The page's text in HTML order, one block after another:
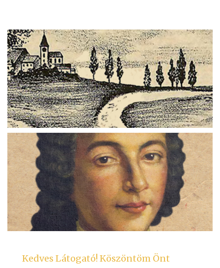
Kedves Látogató! Köszöntöm Önt